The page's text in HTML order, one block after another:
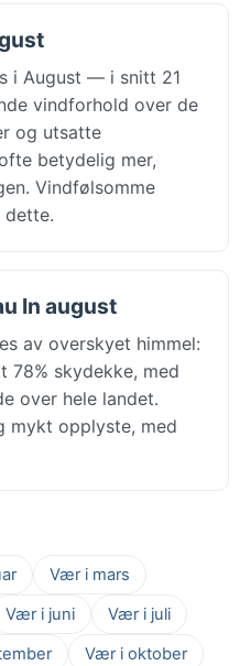
i August — i snitt 21
vindforhold over de
og utsatte
betydelig mer,
Vindfølsomme
dette.
In august
av overskyet himmel:
78% skydekke, med
over hele landet.
mykt opplyste, med
Vær i mars
Vær i juni
Vær i juli
Vær i oktober